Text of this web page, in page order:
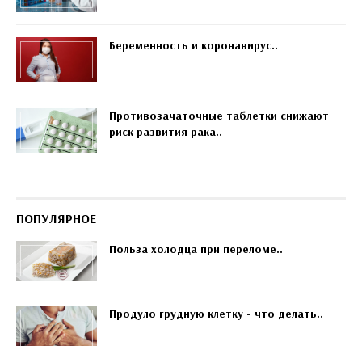
Беременность и коронавирус..
Противозачаточные таблетки снижают
риск развития рака..
ПОПУЛЯРНОЕ
Польза холодца при переломе..
Продуло грудную клетку - что делать..